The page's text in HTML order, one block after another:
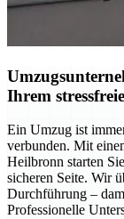
Ihrem
Ein Umzug ist
verbunden. Mit
Heilbronn starten
sicheren Seite. Wir
Durchführung –
Professionelle